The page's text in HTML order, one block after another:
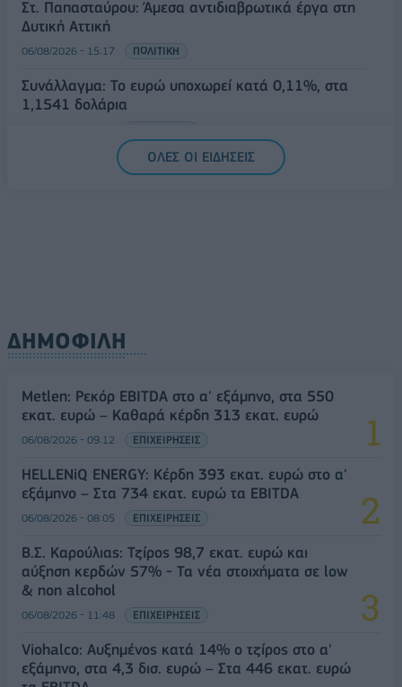
Στ. Παπασταύρου: Άμεσα αντιδιαβρωτικά έργα στη
Δυτική Αττική
06/08/2026 - 15:17 ΠΟΛΙΤΙΚΗ
Συνάλλαγμα: Το ευρώ υποχωρεί κατά 0,11%, στα
1,1541 δολάρια
ΟΛΕΣ ΟΙ ΕΙΔΗΣΕΙΣ
ΔΗΜΟΦΙΛΗ
Metlen: Ρεκόρ EBITDA στο α' εξάμηνο, στα 550
εκατ. ευρώ – Καθαρά κέρδη 313 εκατ. ευρώ
06/08/2026 - 09:12 ΕΠΙΧΕΙΡΗΣΕΙΣ
HELLENiQ ENERGY: Κέρδη 393 εκατ. ευρώ στο α'
εξάμηνο – Στα 734 εκατ. ευρώ τα EBITDA
06/08/2026 - 08:05 ΕΠΙΧΕΙΡΗΣΕΙΣ
Β.Σ. Καρούλιας: Τζίρος 98,7 εκατ. ευρώ και
αύξηση κερδών 57% - Τα νέα στοιχήματα σε low
& non alcohol
06/08/2026 - 11:48 ΕΠΙΧΕΙΡΗΣΕΙΣ
Viohalco: Αυξημένος κατά 14% ο τζίρος στο α'
εξάμηνο, στα 4,3 δισ. ευρώ – Στα 446 εκατ. ευρώ